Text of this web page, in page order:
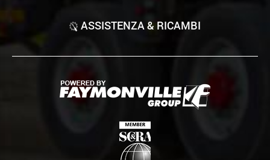
ASSISTENZA & RICAMBI